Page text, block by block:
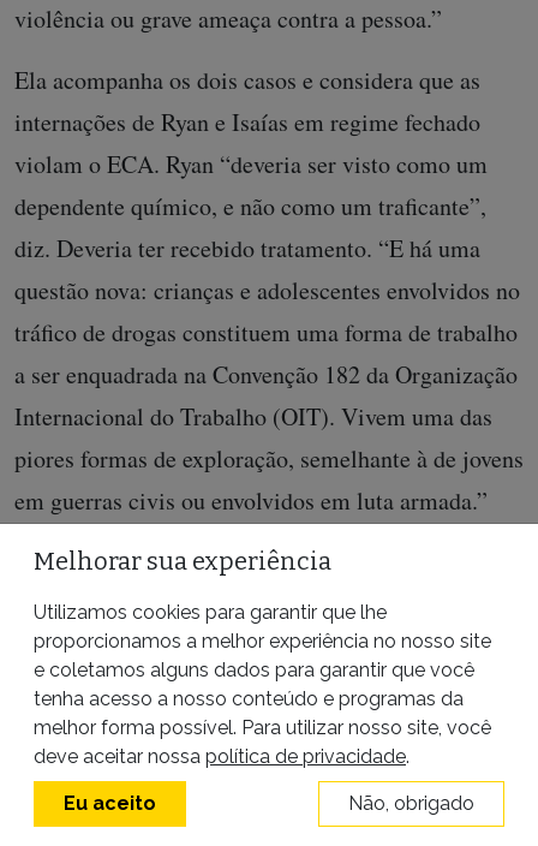
violência ou grave ameaça contra a pessoa.”
Ela acompanha os dois casos e considera que as
internações de Ryan e Isaías em regime fechado
violam o ECA. Ryan “deveria ser visto como um
dependente químico, e não como um traficante”,
diz. Deveria ter recebido tratamento. “E há uma
questão nova: crianças e adolescentes envolvidos no
tráfico de drogas constituem uma forma de trabalho
a ser enquadrada na Convenção 182 da Organização
Internacional do Trabalho (OIT). Vivem uma das
piores formas de exploração, semelhante à de jovens
em guerras civis ou envolvidos em luta armada.”
Também a internação de Isaías é ilegal aos olhos da
coordenadora da Defensoria. “Ele estava com
amigos e, no suposto assalto a pessoas do BRT, não
estava armado. Estava de bermuda e sem camisa.
Assim como Ryan, ele não participou de um delito
que oferecesse algum grau de violência a uma
vítima ou grave ameaça, situações em que a
Melhorar sua experiência
Utilizamos cookies para garantir que lhe
proporcionamos a melhor experiência no nosso site
e coletamos alguns dados para garantir que você
tenha acesso a nosso conteúdo e programas da
melhor forma possível. Para utilizar nosso site, você
deve aceitar nossa política de privacidade.
Eu aceito Não, obrigado